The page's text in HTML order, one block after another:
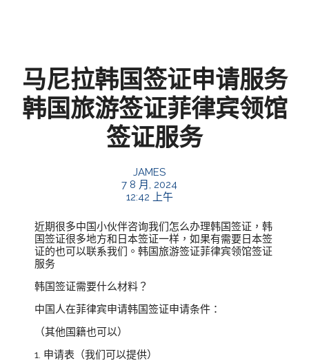
马尼拉韩国签证申请服务
韩国旅游签证菲律宾领馆
签证服务
JAMES
7 8 月, 2024
12:42 上午
近期很多中国小伙伴咨询我们怎么办理韩国签证，韩
国签证很多地方和日本签证一样，如果有需要日本签
证的也可以联系我们。韩国旅游签证菲律宾领馆签证
服务
韩国签证需要什么材料？
中国人在菲律宾申请韩国签证申请条件：
（其他国籍也可以）
1. 申请表（我们可以提供）